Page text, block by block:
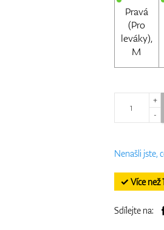
Pravá
(Pro
leváky),
M
+
-
Nenašli jste,
✓ Více než
Sdílejte na: